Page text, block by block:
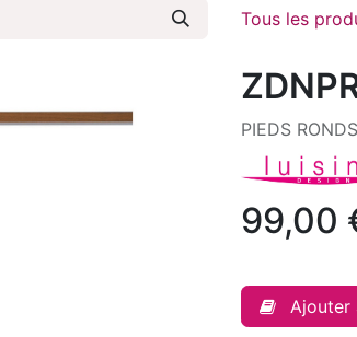
Tous les
PIEDS
99,00
Ajouter